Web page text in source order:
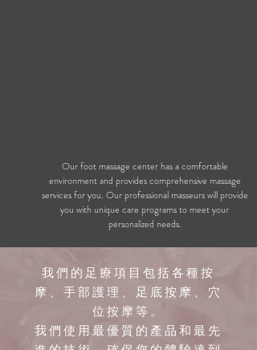
Our foot massage center has a comfortable
environment and provides comprehensive massage
services for you. Our professional masseurs will provide
you with unique care programs to meet your
personalized needs.
我們的足療 項目包括各種按
摩、手部護理、足底按摩、穴
位按摩等。
我們使用最優質的產品和最先